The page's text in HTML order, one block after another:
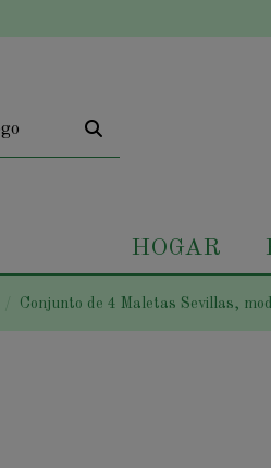
HOGAR
Conjunto de 4 Maletas Sevillas,